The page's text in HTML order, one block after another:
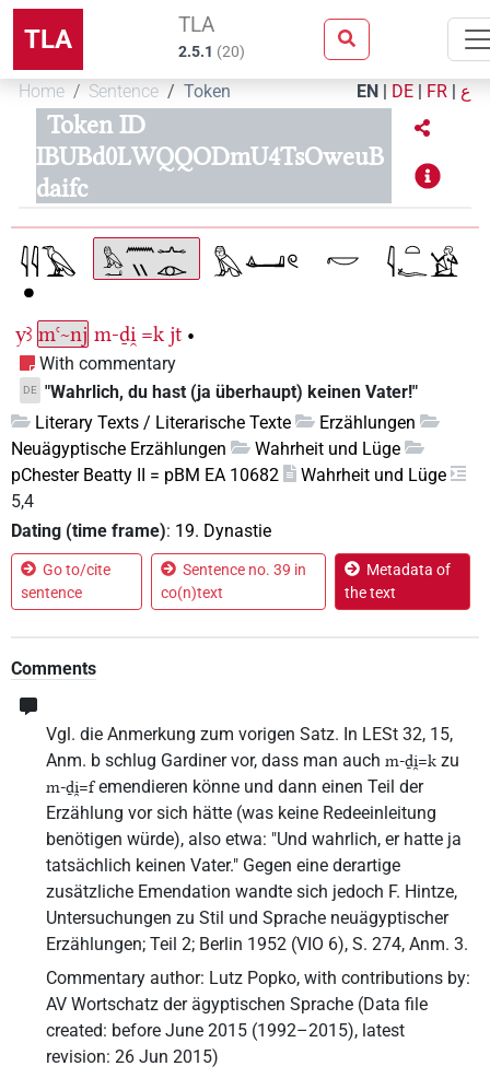
TLA TLA
2.5.1 (20)
Home Sentence Token EN | DE | FR | ع
Token ID
IBUBd0LWQQODmU4TsOweuB
daifc
yꜣ mꜥ~nj m-ḏi̯ =k jt •
With commentary
DE "Wahrlich, du hast (ja überhaupt) keinen Vater!"
Literary Texts / Literarische Texte
Erzählungen
Neuägyptische Erzählungen
Wahrheit und Lüge
pChester Beatty II = pBM EA 10682
Wahrheit und Lüge
5,4
Dating (time frame): 19. Dynastie
Go to/cite
sentence
Sentence no. 39 in
co(n)text
Metadata of
the text
Comments
Vgl. die Anmerkung zum vorigen Satz. In LESt 32, 15,
Anm. b schlug Gardiner vor, dass man auch m-ḏi̯=k zu
m-ḏi̯=femendieren könne und dann einen Teil der
Erzählung vor sich hätte (was keine Redeeinleitung
benötigen würde), also etwa: "Und wahrlich, er hatte ja
tatsächlich keinen Vater." Gegen eine derartige
zusätzliche Emendation wandte sich jedoch F. Hintze,
Untersuchungen zu Stil und Sprache neuägyptischer
Erzählungen; Teil 2; Berlin 1952 (VIO 6), S. 274, Anm. 3.
Commentary author: Lutz Popko, with contributions by:
AV Wortschatz der ägyptischen Sprache (Data file
created: before June 2015 (1992–2015), latest
revision: 26 Jun 2015)